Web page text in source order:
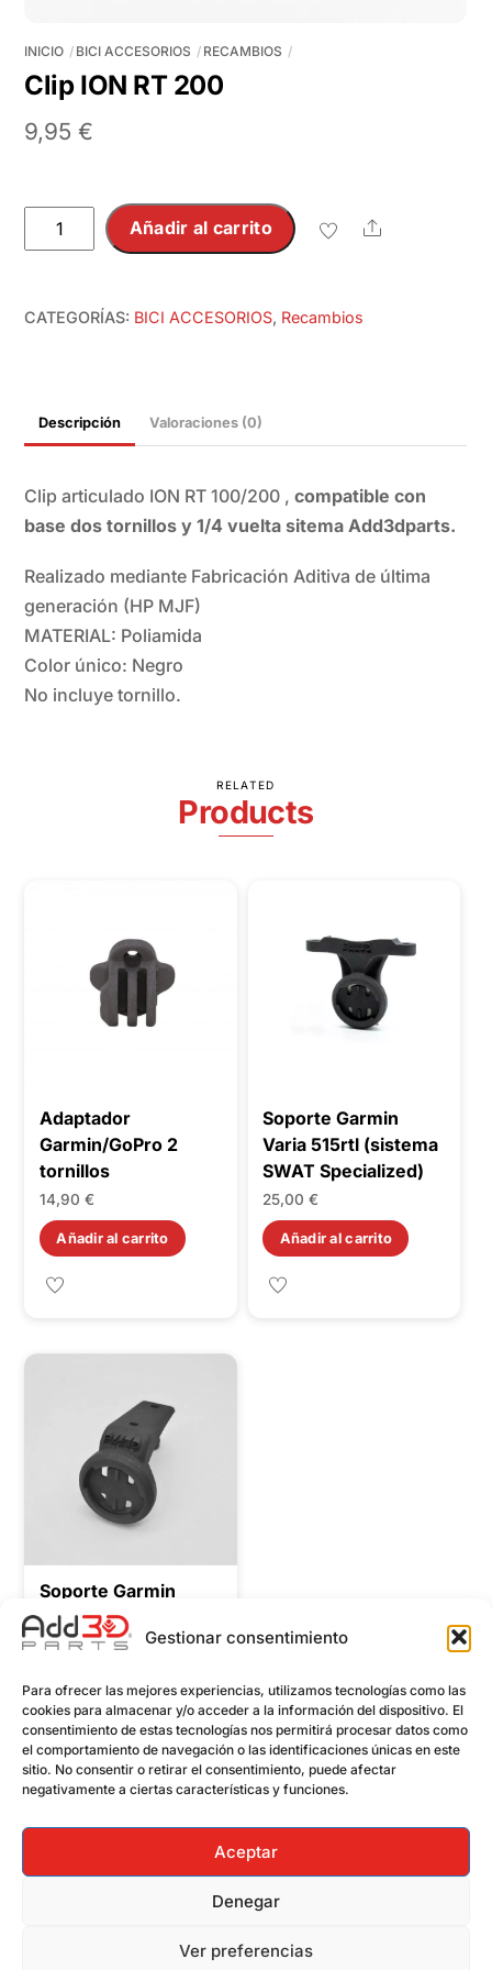
Gestionar consentimiento
Para ofrecer las mejores experiencias, utilizamos tecnologías como las
cookies para almacenar y/o acceder a la información del dispositivo. El
consentimiento de estas tecnologías nos permitirá procesar datos como
el comportamiento de navegación o las identificaciones únicas en este
sitio. No consentir o retirar el consentimiento, puede afectar
negativamente a ciertas características y funciones.
Aceptar
Denegar
Ver preferencias
INICIO BICI ACCESORIOS RECAMBIOS
Clip ION RT 200
9,95€
Clip
ION
200
Añadir al carrito Share
CATEGORÍAS: BICI ACCESORIOS, Recambios
Descripción Valoraciones (0)
Clip articulado ION RT 100/200 , compatible con
base dos tornillos y 1/4 vuelta sitema Add3dparts.
Realizado mediante Fabricación Aditiva de última
generación (HP MJF)
MATERIAL: Poliamida
Color único: Negro
No incluye tornillo.
RELATED
Products
Adaptador
Garmin/GoPro 2
tornillos
14,90 €
Añadir al carrito
Soporte Garmin
Varia 515rtl (sistema
SWAT Specialized)
25,00€
Añadir al carrito
Soporte Garmin
Varia Syncros
22,90 €
Añadir al carrito
Política de privacidad
Términos y Condiciones